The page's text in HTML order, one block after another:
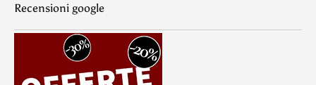
Recensioni google